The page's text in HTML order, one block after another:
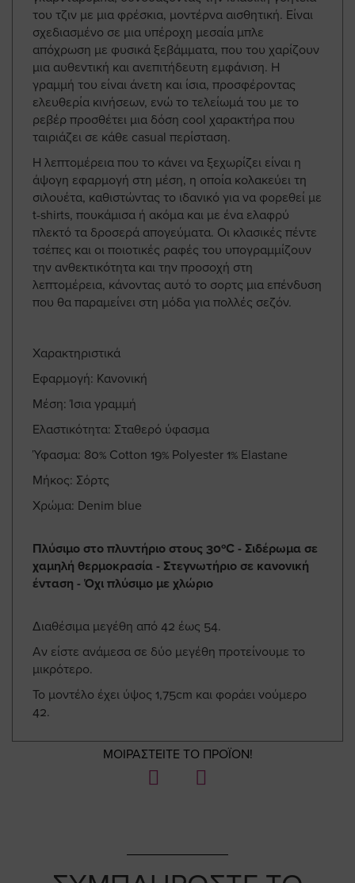
του τζιν με μια φρέσκια, μοντέρνα αισθητική. Είναι
σχεδιασμένο σε μια υπέροχη μεσαία μπλε
απόχρωση με φυσικά ξεβάμματα, που του χαρίζουν
μια αυθεντική και ανεπιτήδευτη εμφάνιση. Η
γραμμή του είναι άνετη και ίσια, προσφέροντας
ελευθερία κινήσεων, ενώ το τελείωμά του με το
ρεβέρ προσθέτει μια δόση cool χαρακτήρα που
ταιριάζει σε κάθε casual περίσταση.
Η λεπτομέρεια που το κάνει να ξεχωρίζει είναι η
άψογη εφαρμογή στη μέση, η οποία κολακεύει τη
σιλουέτα, καθιστώντας το ιδανικό για να φορεθεί με
t-shirts, πουκάμισα ή ακόμα και με ένα ελαφρύ
πλεκτό τα δροσερά απογεύματα. Οι κλασικές πέντε
τσέπες και οι ποιοτικές ραφές του υπογραμμίζουν
την ανθεκτικότητα και την προσοχή στη
λεπτομέρεια, κάνοντας αυτό το σορτς μια επένδυση
που θα παραμείνει στη μόδα για πολλές σεζόν.
Χαρακτηριστικά
Εφαρμογή: Κανονική
Μέση: Ίσια γραμμή
Ελαστικότητα: Σταθερό ύφασμα
Ύφασμα: 80% Cotton 19% Polyester 1% Elastane
Μήκος: Σόρτς
Χρώμα: Denim blue
Πλύσιμο στο πλυντήριο στους 30ºC - Σιδέρωμα σε
χαμηλή θερμοκρασία - Στεγνωτήριο σε κανονική
ένταση - Όχι πλύσιμο με χλώριο
Διαθέσιμα μεγέθη από 42 έως 54.
Αν είστε ανάμεσα σε δύο μεγέθη προτείνουμε το
μικρότερο.
Το μοντέλο έχει ύψος 1,75cm και φοράει νούμερο
42.
ΜΟΙΡΑΣΤΕΙΤΕ ΤΟ ΠΡΟΪΟΝ!